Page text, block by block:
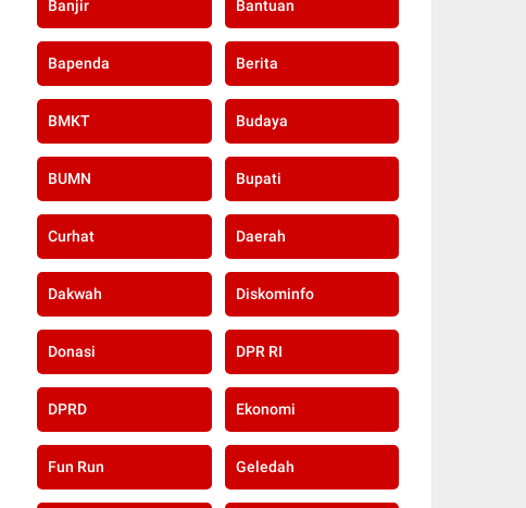
Banjir Bantuan
Bapenda Berita
BMKT Budaya
BUMN Bupati
Curhat Daerah
Dakwah Diskominfo
Donasi DPR RI
DPRD Ekonomi
Fun Run Geledah